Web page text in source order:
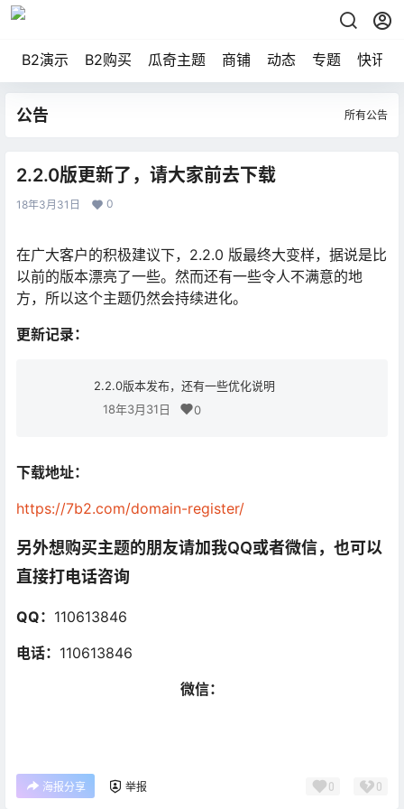
B2演示 B2购买 瓜奇主题 商铺 动态 专题 快讯
公告 所有公告
2.2.0版更新了，请大家前去下载
18年3月31日 0
在广大客户的积极建议下，2.2.0 版最终大变样，据说是比
以前的版本漂亮了一些。然而还有一些令人不满意的地
方，所以这个主题仍然会持续进化。
更新记录：
2.2.0版本发布，还有一些优化说明
18年3月31日
0
下载地址：
https://7b2.com/domain-register/
另外想购买主题的朋友请加我QQ或者微信，也可以
直接打电话咨询
QQ： 110613846
电话： 110613846
微信：
海报分享 举报 0 0